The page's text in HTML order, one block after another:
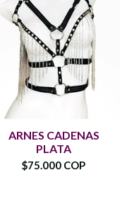
ARNES CADENAS
PLATA
$75.000 COP